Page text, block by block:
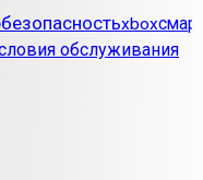
xbox
обслуживания